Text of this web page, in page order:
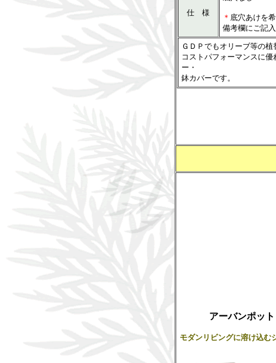
仕 様
＊ 底穴あけを
備考欄にご記入
ＧＤＰでもオリーブ等の植
コストパフォーマンスに優
ー・
鉢カバーです。
アーバンポッ
モダンリビングに溶け込む